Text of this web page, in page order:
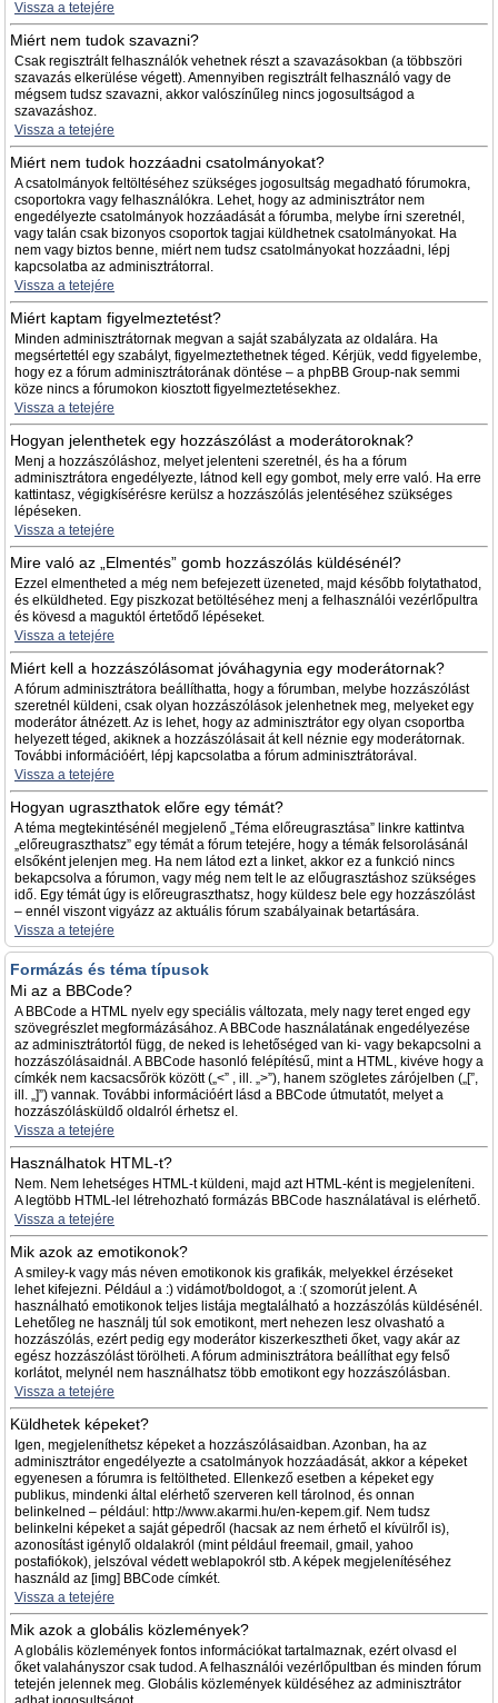
Vissza a tetejére
Miért nem tudok szavazni?
Csak regisztrált felhasználók vehetnek részt a szavazásokban (a többszöri
szavazás elkerülése végett). Amennyiben regisztrált felhasználó vagy de
mégsem tudsz szavazni, akkor valószínűleg nincs jogosultságod a
szavazáshoz.
Vissza a tetejére
Miért nem tudok hozzáadni csatolmányokat?
A csatolmányok feltöltéséhez szükséges jogosultság megadható fórumokra,
csoportokra vagy felhasználókra. Lehet, hogy az adminisztrátor nem
engedélyezte csatolmányok hozzáadását a fórumba, melybe írni szeretnél,
vagy talán csak bizonyos csoportok tagjai küldhetnek csatolmányokat. Ha
nem vagy biztos benne, miért nem tudsz csatolmányokat hozzáadni, lépj
kapcsolatba az adminisztrátorral.
Vissza a tetejére
Miért kaptam figyelmeztetést?
Minden adminisztrátornak megvan a saját szabályzata az oldalára. Ha
megsértettél egy szabályt, figyelmeztethetnek téged. Kérjük, vedd figyelembe,
hogy ez a fórum adminisztrátorának döntése – a phpBB Group-nak semmi
köze nincs a fórumokon kiosztott figyelmeztetésekhez.
Vissza a tetejére
Hogyan jelenthetek egy hozzászólást a moderátoroknak?
Menj a hozzászóláshoz, melyet jelenteni szeretnél, és ha a fórum
adminisztrátora engedélyezte, látnod kell egy gombot, mely erre való. Ha erre
kattintasz, végigkísérésre kerülsz a hozzászólás jelentéséhez szükséges
lépéseken.
Vissza a tetejére
Mire való az „Elmentés” gomb hozzászólás küldésénél?
Ezzel elmentheted a még nem befejezett üzeneted, majd később folytathatod,
és elküldheted. Egy piszkozat betöltéséhez menj a felhasználói vezérlőpultra
és kövesd a maguktól értetődő lépéseket.
Vissza a tetejére
Miért kell a hozzászólásomat jóváhagynia egy moderátornak?
A fórum adminisztrátora beállíthatta, hogy a fórumban, melybe hozzászólást
szeretnél küldeni, csak olyan hozzászólások jelenhetnek meg, melyeket egy
moderátor átnézett. Az is lehet, hogy az adminisztrátor egy olyan csoportba
helyezett téged, akiknek a hozzászólásait át kell néznie egy moderátornak.
További információért, lépj kapcsolatba a fórum adminisztrátorával.
Vissza a tetejére
Hogyan ugraszthatok előre egy témát?
A téma megtekintésénél megjelenő „Téma előreugrasztása” linkre kattintva
„előreugraszthatsz” egy témát a fórum tetejére, hogy a témák felsorolásánál
elsőként jelenjen meg. Ha nem látod ezt a linket, akkor ez a funkció nincs
bekapcsolva a fórumon, vagy még nem telt le az előugrasztáshoz szükséges
idő. Egy témát úgy is előreugraszthatsz, hogy küldesz bele egy hozzászólást
– ennél viszont vigyázz az aktuális fórum szabályainak betartására.
Vissza a tetejére
Formázás és téma típusok
Mi az a BBCode?
A BBCode a HTML nyelv egy speciális változata, mely nagy teret enged egy
szövegrészlet megformázásához. A BBCode használatának engedélyezése
az adminisztrátortól függ, de neked is lehetőséged van ki- vagy bekapcsolni a
hozzászólásaidnál. A BBCode hasonló felépítésű, mint a HTML, kivéve hogy a
címkék nem kacsacsőrök között („<” , ill. „>”), hanem szögletes zárójelben („[”,
ill. „]”) vannak. További információért lásd a BBCode útmutatót, melyet a
hozzászólásküldő oldalról érhetsz el.
Vissza a tetejére
Használhatok HTML-t?
Nem. Nem lehetséges HTML-t küldeni, majd azt HTML-ként is megjeleníteni.
A legtöbb HTML-lel létrehozható formázás BBCode használatával is elérhető.
Vissza a tetejére
Mik azok az emotikonok?
A smiley-k vagy más néven emotikonok kis grafikák, melyekkel érzéseket
lehet kifejezni. Például a :) vidámot/boldogot, a :( szomorút jelent. A
használható emotikonok teljes listája megtalálható a hozzászólás küldésénél.
Lehetőleg ne használj túl sok emotikont, mert nehezen lesz olvasható a
hozzászólás, ezért pedig egy moderátor kiszerkesztheti őket, vagy akár az
egész hozzászólást törölheti. A fórum adminisztrátora beállíthat egy felső
korlátot, melynél nem használhatsz több emotikont egy hozzászólásban.
Vissza a tetejére
Küldhetek képeket?
Igen, megjeleníthetsz képeket a hozzászólásaidban. Azonban, ha az
adminisztrátor engedélyezte a csatolmányok hozzáadását, akkor a képeket
egyenesen a fórumra is feltöltheted. Ellenkező esetben a képeket egy
publikus, mindenki által elérhető szerveren kell tárolnod, és onnan
belinkelned – például: http://www.akarmi.hu/en-kepem.gif. Nem tudsz
belinkelni képeket a saját gépedről (hacsak az nem érhető el kívülről is),
azonosítást igénylő oldalakról (mint például freemail, gmail, yahoo
postafiókok), jelszóval védett weblapokról stb. A képek megjelenítéséhez
használd az [img] BBCode címkét.
Vissza a tetejére
Mik azok a globális közlemények?
A globális közlemények fontos információkat tartalmaznak, ezért olvasd el
őket valahányszor csak tudod. A felhasználói vezérlőpultban és minden fórum
tetején jelennek meg. Globális közlemények küldéséhez az adminisztrátor